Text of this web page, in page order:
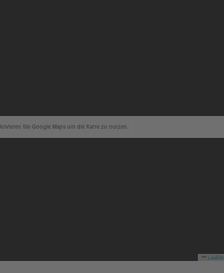
Sie Google Maps um die Karte zu nutzen.
Leaflet